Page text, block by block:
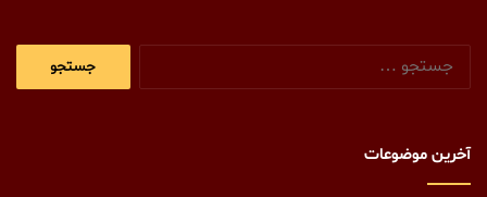
آخرین موضوعات